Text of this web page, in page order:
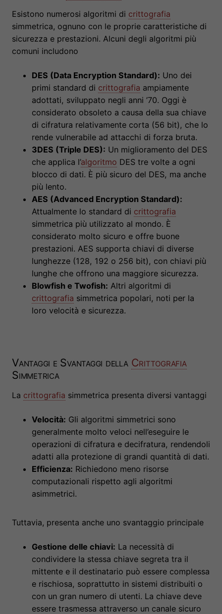
Esistono numerosi algoritmi di crittografia
simmetrica, ognuno con le proprie caratteristiche di
sicurezza e prestazioni. Alcuni degli algoritmi più
comuni includono
DES (Data Encryption Standard): Uno dei
primi standard di crittografia ampiamente
adottati, sviluppato negli anni ’70. Oggi è
considerato obsoleto a causa della sua chiave
di cifratura relativamente corta (56 bit), che lo
rende vulnerabile ad attacchi di forza bruta.
3DES (Triple DES): Un miglioramento del DES
che applica l’algoritmo DES tre volte a ogni
blocco di dati. È più sicuro del DES, ma anche
più lento.
AES (Advanced Encryption Standard):
Attualmente lo standard di crittografia
simmetrica più utilizzato al mondo. È
considerato molto sicuro e offre buone
prestazioni. AES supporta chiavi di diverse
lunghezze (128, 192 o 256 bit), con chiavi più
lunghe che offrono una maggiore sicurezza.
Blowfish e Twofish: Altri algoritmi di
crittografia simmetrica popolari, noti per la
loro velocità e sicurezza.
Vantaggi e Svantaggi della Crittografia
Simmetrica
La crittografia simmetrica presenta diversi vantaggi
Velocità: Gli algoritmi simmetrici sono
generalmente molto veloci nell’eseguire le
operazioni di cifratura e decifratura, rendendoli
adatti alla protezione di grandi quantità di dati.
Efficienza: Richiedono meno risorse
computazionali rispetto agli algoritmi
asimmetrici.
Tuttavia, presenta anche uno svantaggio principale
Gestione delle chiavi: La necessità di
condividere la stessa chiave segreta tra il
mittente e il destinatario può essere complessa
e rischiosa, soprattutto in sistemi distribuiti o
con un gran numero di utenti. La chiave deve
essere trasmessa attraverso un canale sicuro